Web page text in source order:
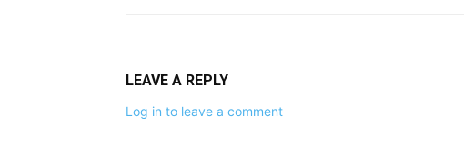
LEAVE A REPLY
Log in to leave a comment